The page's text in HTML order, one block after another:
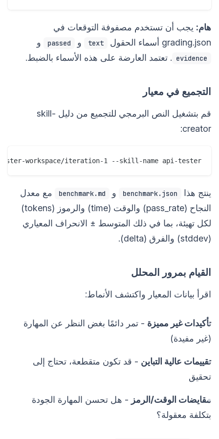
هام: يجب أن تستخدم مصفوفة التوقعات في
grading.json أسماء الحقول
text و passed و
evidence . تعتمد العارضة على هذه الأسماء بالضبط.
التجميع في معيار
قم بتشغيل النص البرمجي للتجميع من دليل skill-
creator:
tester-workspace/iteration-1 --skill-name api-tester
ينتج هذا benchmark.json و benchmark.md
مع معدل
النجاح (pass_rate) والوقت (time) والرموز (tokens)
لكل تهيئة، بما في ذلك المتوسط ± الانحراف المعياري
(stddev) والفرق (delta).
القيام بمرور المحلل
اقرأ بيانات المعيار واكتشف الأنماط:
تأكيدات غير مميزة - تمر دائمًا بغض النظر عن المهارة
(غير مفيدة)
تقييمات عالية التباين - قد تكون متقطعة، تحتاج إلى
تحقيق
مقايضات الوقت/الرمز - هل تحسن المهارة الجودة
بتكلفة معقولة؟